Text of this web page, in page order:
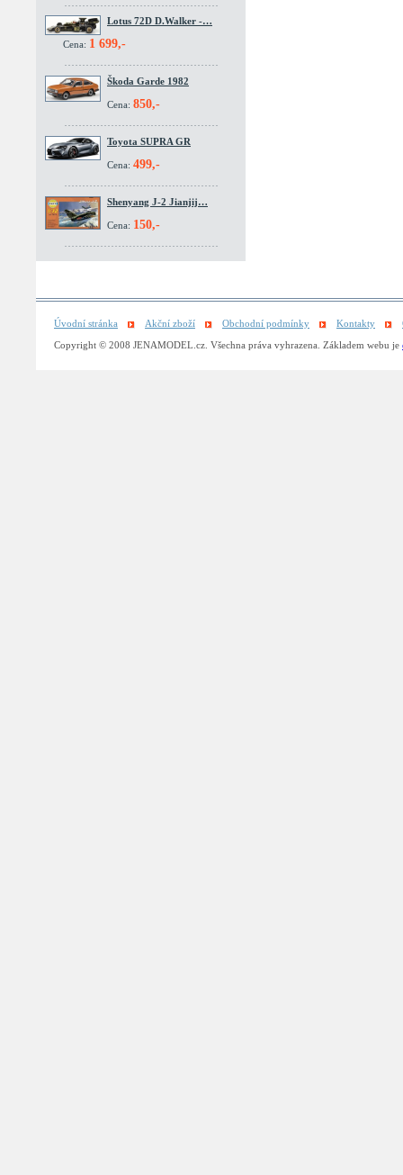
Lotus 72D D.Walker -…
Cena: 1 699,-
Škoda Garde 1982
Cena: 850,-
Toyota SUPRA GR
Cena: 499,-
Shenyang J-2 Jianjij…
Cena: 150,-
Úvodní stránka Akční zboží Obchodní podmínky Kontakty
Copyright © 2008 JENAMODEL.cz. Všechna práva vyhrazena. Základem webu je